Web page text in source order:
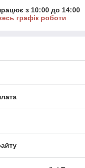
з 10:00 до 14:00
графік роботи